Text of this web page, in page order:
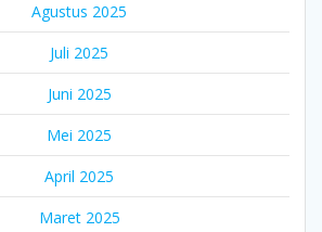
Agustus 2025
Juli 2025
Juni 2025
Mei 2025
April 2025
Maret 2025